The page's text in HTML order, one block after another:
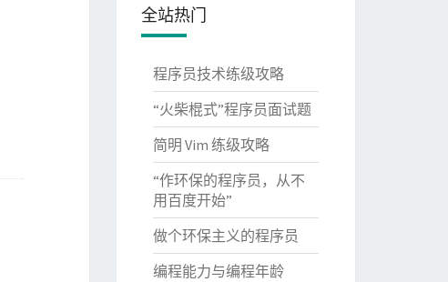
全站热门
程序员技术练级攻略
“火柴棍式”程序员面试题
简明 Vim 练级攻略
“作环保的程序员，从不
用百度开始”
做个环保主义的程序员
编程能力与编程年龄